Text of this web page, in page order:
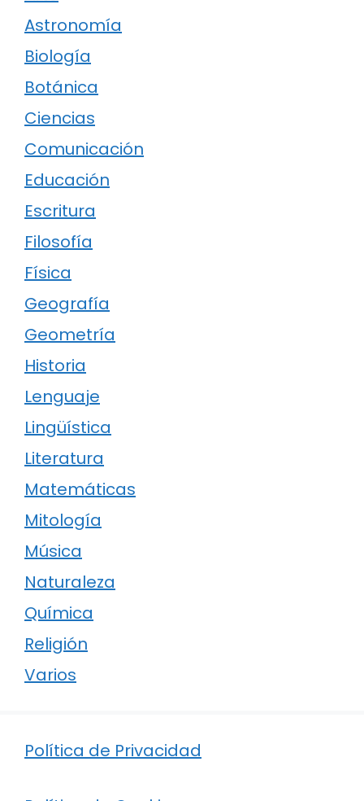
Astronomía
Biología
Botánica
Ciencias
Comunicación
Educación
Escritura
Filosofía
Física
Geografía
Geometría
Historia
Lenguaje
Lingüística
Literatura
Matemáticas
Mitología
Música
Naturaleza
Química
Religión
Varios
Política de Privacidad